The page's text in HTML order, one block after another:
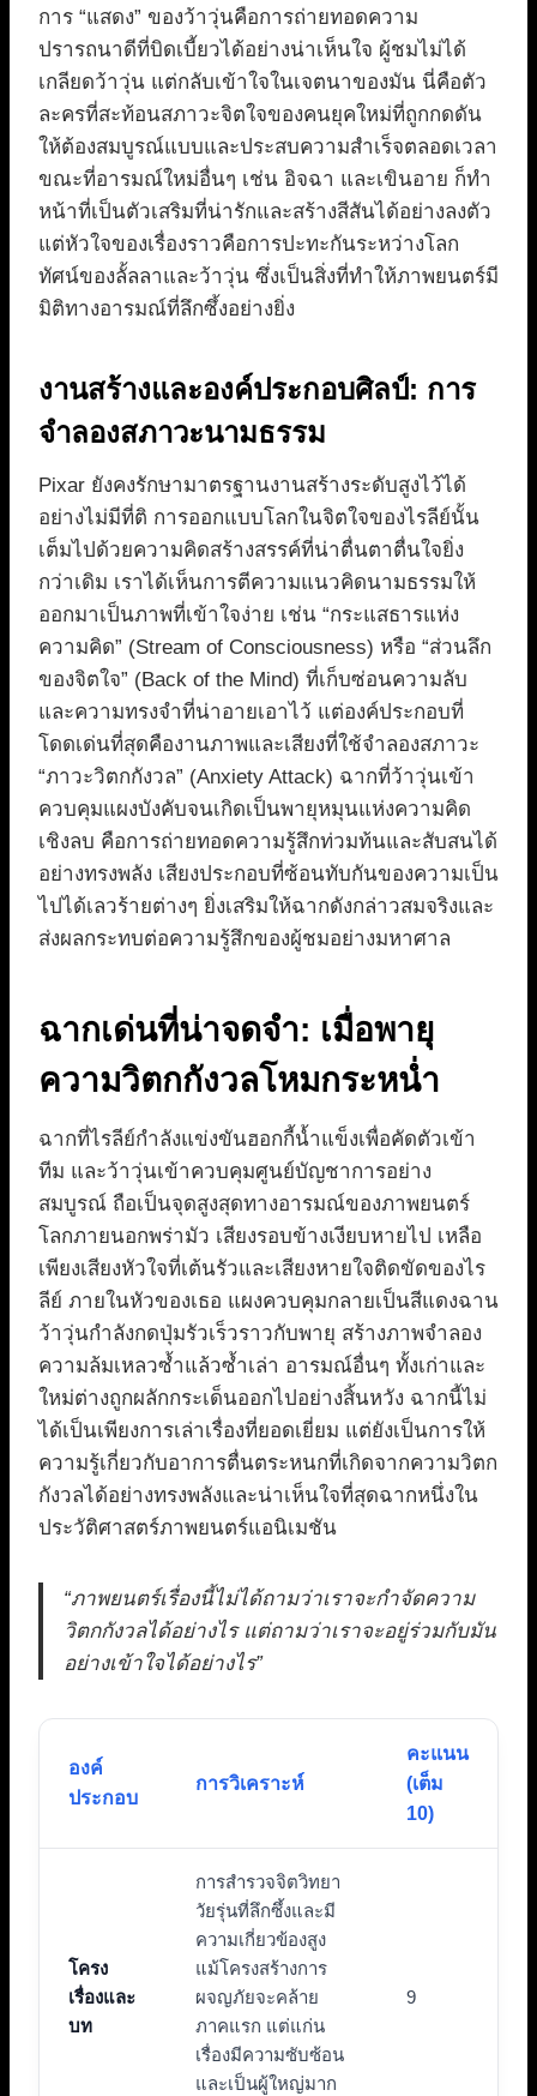
การ “แสดง” ของว้าวุ่นคือการถ่ายทอดความ
ปรารถนาดีที่บิดเบี้ยวได้อย่างน่าเห็นใจ ผู้ชมไม่ได้
เกลียดว้าวุ่น แต่กลับเข้าใจในเจตนาของมัน นี่คือตัว
ละครที่สะท้อนสภาวะจิตใจของคนยุคใหม่ที่ถูกกดดัน
ให้ต้องสมบูรณ์แบบและประสบความสำเร็จตลอดเวลา
ขณะที่อารมณ์ใหม่อื่นๆ เช่น อิจฉา และเขินอาย ก็ทำ
หน้าที่เป็นตัวเสริมที่น่ารักและสร้างสีสันได้อย่างลงตัว
แต่หัวใจของเรื่องราวคือการปะทะกันระหว่างโลก
ทัศน์ของลั้ลลาและว้าวุ่น ซึ่งเป็นสิ่งที่ทำให้ภาพยนตร์มี
มิติทางอารมณ์ที่ลึกซึ้งอย่างยิ่ง
งานสร้างและองค์ประกอบศิลป์: การ
จำลองสภาวะนามธรรม
Pixar ยังคงรักษามาตรฐานงานสร้างระดับสูงไว้ได้
อย่างไม่มีที่ติ การออกแบบโลกในจิตใจของไรลีย์นั้น
เต็มไปด้วยความคิดสร้างสรรค์ที่น่าตื่นตาตื่นใจยิ่ง
กว่าเดิม เราได้เห็นการตีความแนวคิดนามธรรมให้
ออกมาเป็นภาพที่เข้าใจง่าย เช่น “กระแสธารแห่ง
ความคิด” (Stream of Consciousness) หรือ “ส่วนลึก
ของจิตใจ” (Back of the Mind) ที่เก็บซ่อนความลับ
และความทรงจำที่น่าอายเอาไว้ แต่องค์ประกอบที่
โดดเด่นที่สุดคืองานภาพและเสียงที่ใช้จำลองสภาวะ
“ภาวะวิตกกังวล” (Anxiety Attack) ฉากที่ว้าวุ่นเข้า
ควบคุมแผงบังคับจนเกิดเป็นพายุหมุนแห่งความคิด
เชิงลบ คือการถ่ายทอดความรู้สึกท่วมท้นและสับสนได้
อย่างทรงพลัง เสียงประกอบที่ซ้อนทับกันของความเป็น
ไปได้เลวร้ายต่างๆ ยิ่งเสริมให้ฉากดังกล่าวสมจริงและ
ส่งผลกระทบต่อความรู้สึกของผู้ชมอย่างมหาศาล
ฉากเด่นที่น่าจดจำ: เมื่อพายุ
ความวิตกกังวลโหมกระหน่ำ
ฉากที่ไรลีย์กำลังแข่งขันฮอกกี้น้ำแข็งเพื่อคัดตัวเข้า
ทีม และว้าวุ่นเข้าควบคุมศูนย์บัญชาการอย่าง
สมบูรณ์ ถือเป็นจุดสูงสุดทางอารมณ์ของภาพยนตร์
โลกภายนอกพร่ามัว เสียงรอบข้างเงียบหายไป เหลือ
เพียงเสียงหัวใจที่เต้นรัวและเสียงหายใจติดขัดของไร
ลีย์ ภายในหัวของเธอ แผงควบคุมกลายเป็นสีแดงฉาน
ว้าวุ่นกำลังกดปุ่มรัวเร็วราวกับพายุ สร้างภาพจำลอง
ความล้มเหลวซ้ำแล้วซ้ำเล่า อารมณ์อื่นๆ ทั้งเก่าและ
ใหม่ต่างถูกผลักกระเด็นออกไปอย่างสิ้นหวัง ฉากนี้ไม่
ได้เป็นเพียงการเล่าเรื่องที่ยอดเยี่ยม แต่ยังเป็นการให้
ความรู้เกี่ยวกับอาการตื่นตระหนกที่เกิดจากความวิตก
กังวลได้อย่างทรงพลังและน่าเห็นใจที่สุดฉากหนึ่งใน
ประวัติศาสตร์ภาพยนตร์แอนิเมชัน
“ภาพยนตร์เรื่องนี้ไม่ได้ถามว่าเราจะกำจัดความ
วิตกกังวลได้อย่างไร แต่ถามว่าเราจะอยู่ร่วมกับมัน
อย่างเข้าใจได้อย่างไร”
องค์
ประกอบ
การวิเคราะห์
คะแนน
(เต็ม
10)
โครง
เรื่องและ
บท
การสำรวจจิตวิทยา
วัยรุ่นที่ลึกซึ้งและมี
ความเกี่ยวข้องสูง
แม้โครงสร้างการ
ผจญภัยจะคล้าย
ภาคแรก แต่แก่น
เรื่องมีความซับซ้อน
และเป็นผู้ใหญ่มาก
9